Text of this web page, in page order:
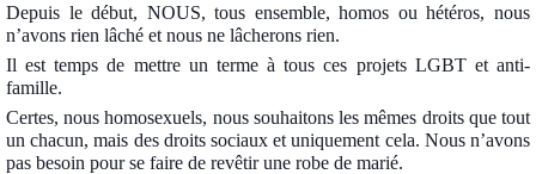
Depuis le début, NOUS, tous ensemble, homos ou hétéros, nous
n’avons rien lâché et nous ne lâcherons rien.
Il est temps de mettre un terme à tous ces projets LGBT et anti-
famille.
Certes, nous homosexuels, nous souhaitons les mêmes droits que tout
un chacun, mais des droits sociaux et uniquement cela. Nous n’avons
pas besoin pour se faire de revêtir une robe de marié.